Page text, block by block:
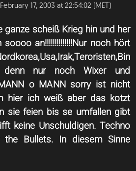
17, 2003 at 22:54:02 (MET)
ganze scheiß Krieg hin und her
an!!!!!!!!!!!!!!Nur noch hört
denn nur noch Wixer und
o MANN sorry ist nicht
hier ich weiß aber das kotzt
sie feien bis se umfallen gibt
keine Unschuldigen. Techno
the Bullets. In diesem Sinne